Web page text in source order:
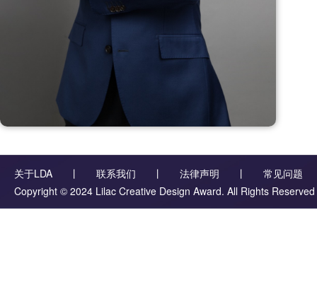
关于LDA 丨 联系我们 丨 法律声明 丨
常见问题
Copyright © 2024 Lilac Creative Design Award. All Rights Reserved